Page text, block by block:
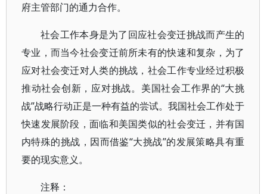
府主管部门的通力合作。
社会工作本身是为了回应社会变迁挑战而产生的
专业，而当今社会变迁前所未有的快速和复杂，为了
应对社会变迁对人类的挑战，社会工作专业经过积极
推动社会创新，应对挑战。美国社会工作界的“大挑
战”战略行动正是一种有益的尝试。我国社会工作处于
快速发展阶段，面临和美国类似的社会变迁，并有国
内特殊的挑战，因而借鉴“大挑战”的发展策略具有重
要的现实意义。
注释：